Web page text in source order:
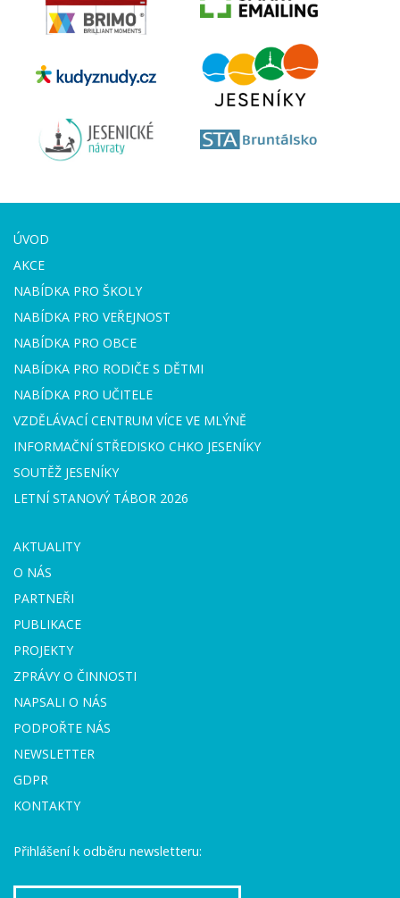
ÚVOD
AKCE
NABÍDKA PRO ŠKOLY
NABÍDKA PRO VEŘEJNOST
NABÍDKA PRO OBCE
NABÍDKA PRO RODIČE S DĚTMI
NABÍDKA PRO UČITELE
VZDĚLÁVACÍ CENTRUM VÍCE VE MLÝNĚ
INFORMAČNÍ STŘEDISKO CHKO JESENÍKY
SOUTĚŽ JESENÍKY
LETNÍ STANOVÝ TÁBOR 2026
AKTUALITY
O NÁS
PARTNEŘI
PUBLIKACE
PROJEKTY
ZPRÁVY O ČINNOSTI
NAPSALI O NÁS
PODPOŘTE NÁS
NEWSLETTER
GDPR
KONTAKTY
Přihlášení k odběru newsletteru: